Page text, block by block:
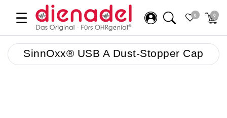
☰ 0 0
SinnOxx® USB A Dust-Stopper Cap